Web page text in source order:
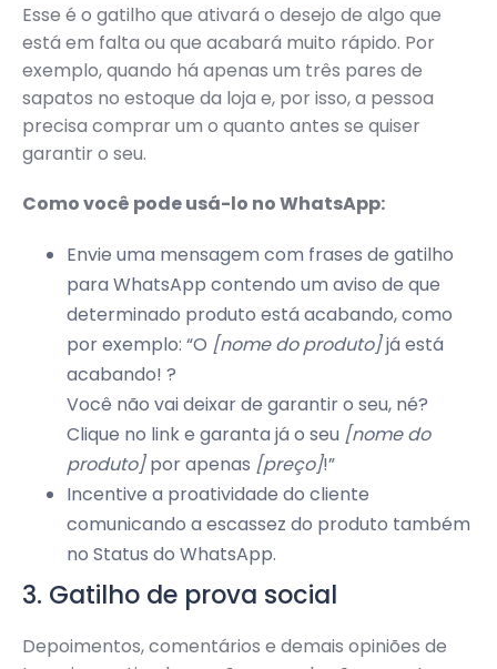
Esse é o gatilho que ativará o desejo de algo que
está em falta ou que acabará muito rápido. Por
exemplo, quando há apenas um três pares de
sapatos no estoque da loja e, por isso, a pessoa
precisa comprar um o quanto antes se quiser
garantir o seu.
Como você pode usá-lo no WhatsApp:
Envie uma mensagem com frases de gatilho
para WhatsApp contendo um aviso de que
determinado produto está acabando, como
por exemplo: “O [nome do produto]já está
acabando! ?
Você não vai deixar de garantir o seu, né?
Clique no link e garanta já o seu [nome do
produto]por apenas [preço]!”
Incentive a proatividade do cliente
comunicando a escassez do produto também
no Status do WhatsApp.
3. Gatilho de prova social
Depoimentos, comentários e demais opiniões de